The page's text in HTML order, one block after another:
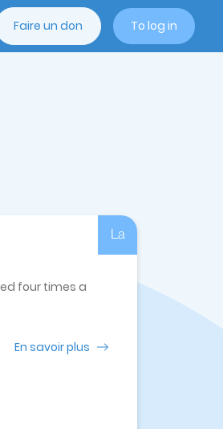
Faire un don To log in
La
four times a
En savoir plus